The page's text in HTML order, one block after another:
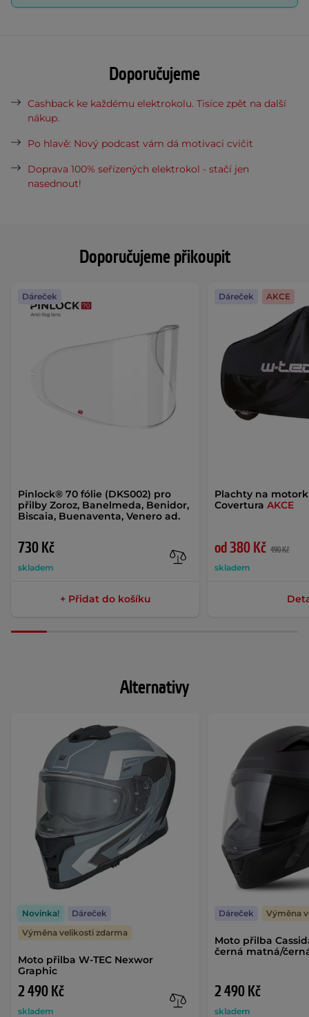
Doporučujeme přikoupit
Pinlock® 70 fólie (DKS002) pro
přilby Zoroz, Banelmeda, Benidor,
Biscaia, Buenaventa, Venero ad.
730 Kč
skladem
Dáreček
+ Přidat do košíku
Plachty na
CoverturaAKCE
od 380 Kč 490 Kč
skladem
Dáreček AKCE
Doporučujeme
Cashback ke každému elektrokolu. Tisíce zpět na další
nákup.
Po hlavě: Nový podcast vám dá motivaci cvičit
Doprava 100% seřízených elektrokol - stačí jen
nasednout!
Alternativy
Moto přilba W-TEC Nexwor
Graphic
2 490 Kč
skladem
Novinka!
Dáreček
Výměna velikosti zdarma
Moto přilba
černá matná/
2 490 Kč
skladem
Dáreček Výměna